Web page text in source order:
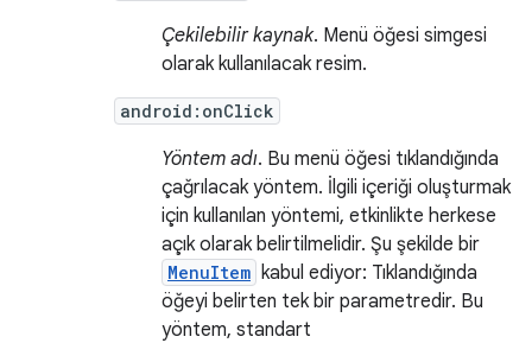
Çekilebilir kaynak. Menü öğesi simgesi
olarak kullanılacak resim.
android:onClick
Yöntem adı. Bu menü öğesi tıklandığında
çağrılacak yöntem. İlgili içeriği oluşturmak
için kullanılan yöntemi, etkinlikte herkese
açık olarak belirtilmelidir. Şu şekilde bir
MenuItem kabul ediyor: Tıklandığında
öğeyi belirten tek bir parametredir. Bu
yöntem, standart